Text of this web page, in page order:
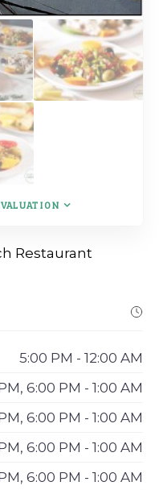
Restaurant
5:00 PM - 12:00 AM
6:00 PM - 1:00 AM
6:00 PM - 1:00 AM
6:00 PM - 1:00 AM
6:00 PM - 1:00 AM